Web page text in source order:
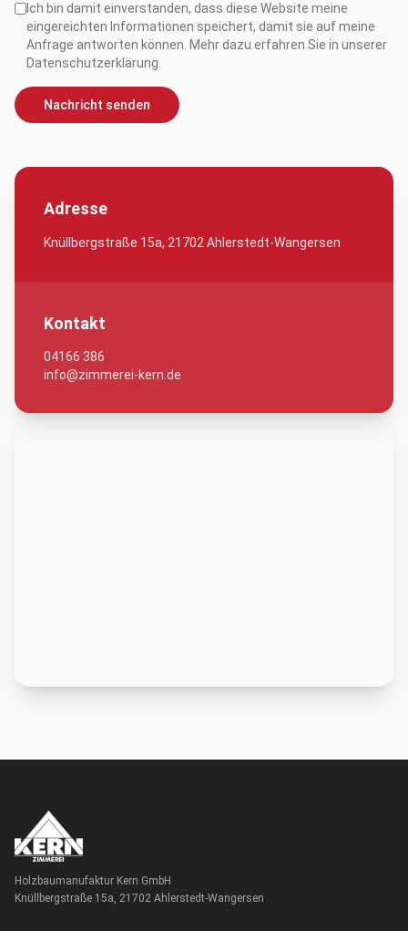
Ich bin damit einverstanden, dass diese Website meine
eingereichten Informationen speichert, damit sie auf meine
Anfrage antworten können. Mehr dazu erfahren Sie in unserer
Datenschutzerklärung.
Nachricht senden
Adresse
Knüllbergstraße 15a, 21702 Ahlerstedt-Wangersen
Kontakt
04166 386
info@zimmerei-kern.de
Holzbaumanufaktur Kern GmbH
Knüllbergstraße 15a, 21702 Ahlerstedt-Wangersen